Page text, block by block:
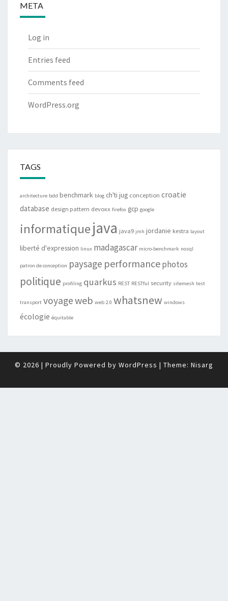
META
Log in
Entries feed
Comments feed
WordPress.org
TAGS
architecture bdd benchmark blog ch'ti jug conception croatie
database design pattern devoxx firefox gcp google
informatiquejava java9 jmh jordanie kestra layout
liberté d'expression linux madagascar micro-benchmark nosql
patron de conception paysage performancephotos
politique profiling quarkus REST RESTful security sitemesh test
transport voyageweb web 2.0 whatsnew windows
écologie équitable
© 2026 | Proudly Powered by WordPress | Theme: Nisarg